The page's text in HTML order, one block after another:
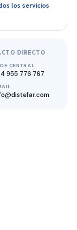
los servicios
DIRECTO
CENTRAL
955 776 767